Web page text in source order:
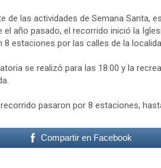
de las actividades de Semana Santa,
el año pasado, el recorrido inició la
8 estaciones por las calles de la
se realizó para las 18:00 y la
recorrido pasaron por 8 estaciones,
Compartir en Facebook